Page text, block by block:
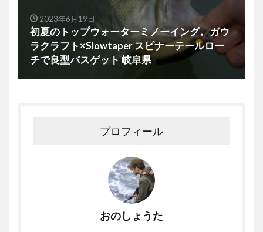
2023年6月19日
初夏のトップウォーターミノーイング。ガウ
ラクラフト×Slowtaper スピナーテールロー
チで良型バスゲット 岐阜県
プロフィール
おのしょうた